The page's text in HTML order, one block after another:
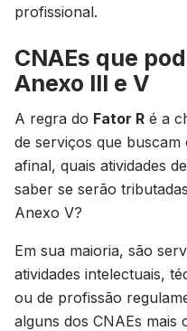
profissional.
CNAEs que
Anexo III e V
A regra do Fator R é a
de serviços que buscam
afinal, quais atividades
saber se serão
Anexo V?
Em sua maioria, são
atividades intelectuais,
ou de profissão
alguns dos CNAEs mais